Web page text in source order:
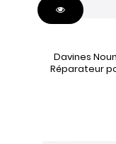
Davines
Réparateur